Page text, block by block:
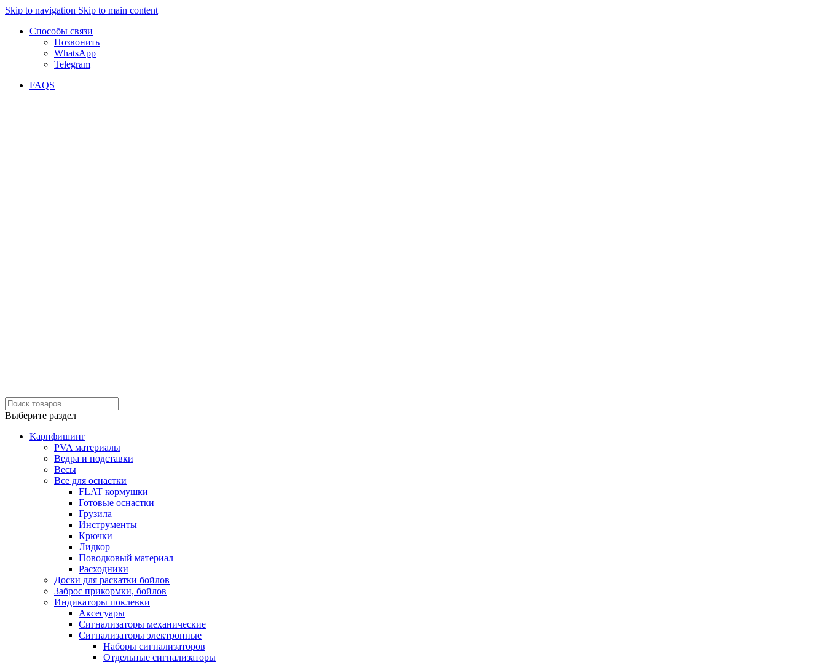
Skip to navigation Skip to main content
Способы связи
Позвонить
WhatsApp
Telegram
FAQS
Выберите раздел
Карпфишинг
PVA материалы
Ведра и подставки
Весы
Все для оснастки
FLAT кормушки
Готовые оснастки
Грузила
Инструменты
Крючки
Лидкор
Поводковый материал
Расходники
Доски для раскатки бойлов
Заброс прикормки, бойлов
Индикаторы поклевки
Аксесуары
Сигнализаторы механические
Сигнализаторы электронные
Наборы сигнализаторов
Отдельные сигнализаторы